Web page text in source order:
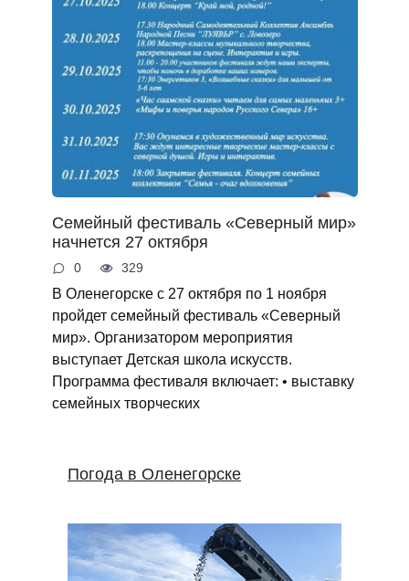
Cемейный фестиваль «Северный мир»
начнется 27 октября
0 329
В Оленегорске с 27 октября по 1 ноября
пройдет семейный фестиваль «Северный
мир». Организатором мероприятия
выступает Детская школа искусств.
Программа фестиваля включает: • выставку
семейных творческих
Погода в Оленегорске